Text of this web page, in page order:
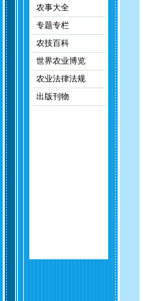
农事大全
专题专栏
农技百科
世界农业博览
农业法律法规
出版刊物